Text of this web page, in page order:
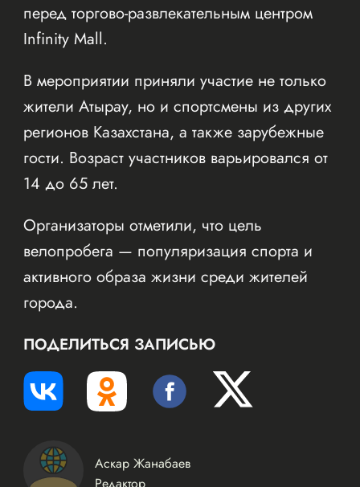
перед торгово-развлекательным центром
Infinity Mall.
В мероприятии приняли участие не только
жители Атырау, но и спортсмены из других
регионов Казахстана, а также зарубежные
гости. Возраст участников варьировался от
14 до 65 лет.
Организаторы отметили, что цель
велопробега — популяризация спорта и
активного образа жизни среди жителей
города.
ПОДЕЛИТЬСЯ ЗАПИСЬЮ
Аскар Жанабаев
Редактор